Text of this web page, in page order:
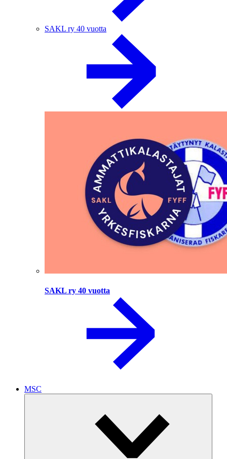
SAKL ry 40 vuotta
SAKL ry 40 vuotta
MSC